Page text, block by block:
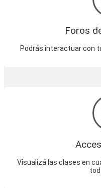
Foros
Podrás interactuar con
Visualizá las clases en